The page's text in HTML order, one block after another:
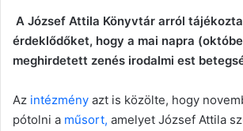
A József Attila Könyvtár arról
érdeklődőket, hogy a mai napra
meghirdetett zenés irodalmi est
Az intézmény azt is közölte, hogy
pótolni a műsort, amelyet József Attila